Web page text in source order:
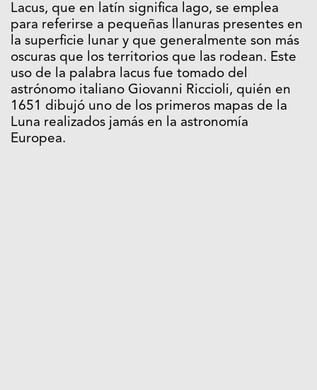
Lacus, que en latín significa lago, se emplea
para referirse a pequeñas llanuras presentes en
la superficie lunar y que generalmente son más
oscuras que los territorios que las rodean. Este
uso de la palabra lacus fue tomado del
astrónomo italiano Giovanni Riccioli, quién en
1651 dibujó uno de los primeros mapas de la
Luna realizados jamás en la astronomía
Europea.